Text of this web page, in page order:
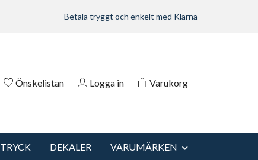
Betala tryggt och enkelt med Klarna
Önskelistan Logga in Varukorg
TRYCK DEKALER
VARUMÄRKEN